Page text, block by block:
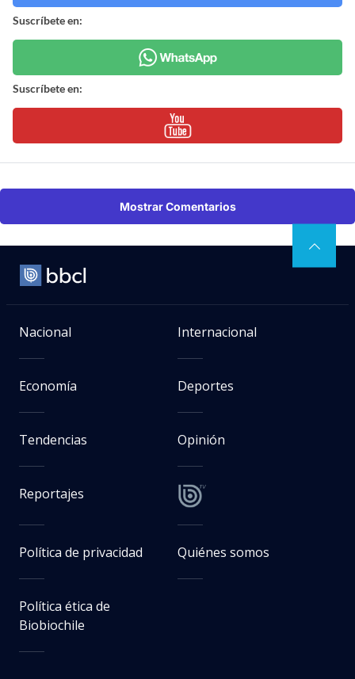
Suscríbete en:
Suscríbete en:
Mostrar Comentarios
Nacional Internacional
Economía Deportes
Tendencias Opinión
Reportajes
Política de privacidad Quiénes somos
Política ética de
Biobiochile